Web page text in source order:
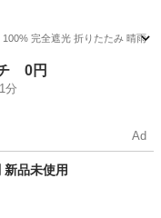
完全遮光 折りたたみ 晴雨
0円
分
Ad
地震対策家庭用 消消化剤 新品未使用